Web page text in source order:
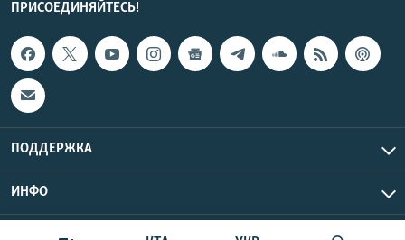
ПРИСОЕДИНЯЙТЕСЬ!
ПОДДЕРЖКА
ИНФО